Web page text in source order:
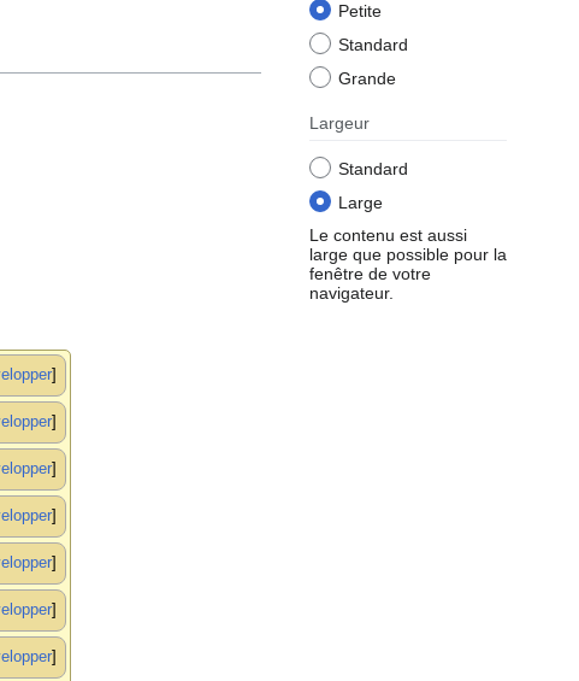
Petite
Standard
Grande
Largeur
Standard
Large
Le contenu est aussi
large que possible pour la
fenêtre de votre
navigateur.